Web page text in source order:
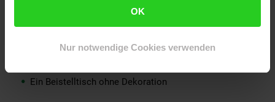
OK
Nur notwendige Cookies verwenden
Tischplatte: Sheesham Massivholz
Untergestell: Eisen, schwarz lackiert
Ein Beistelltisch ohne Dekoration